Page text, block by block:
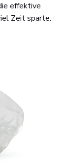
effektive
Zeit sparte.